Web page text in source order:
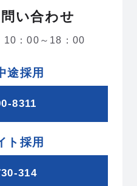
い合わせ
：00～18：00
途採用
8311
ト採用
314
本社事務
ー MOVIE GALLERY